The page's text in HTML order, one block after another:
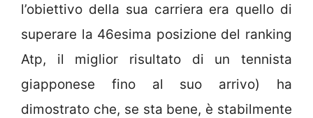
l’obiettivo della sua carriera era quello di
superare la 46esima posizione del ranking
Atp, il miglior risultato di un tennista
giapponese fino al suo arrivo) ha
dimostrato che, se sta bene, è stabilmente